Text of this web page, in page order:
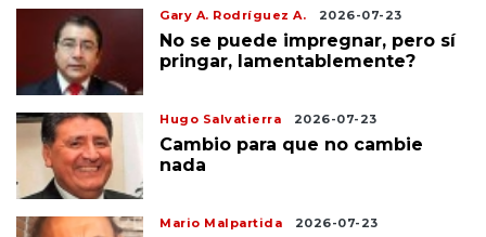
Gary A. Rodríguez A. 2026-07-23
No se puede impregnar, pero sí
pringar, lamentablemente?
Hugo Salvatierra 2026-07-23
Cambio para que no cambie
nada
Mario Malpartida 2026-07-23